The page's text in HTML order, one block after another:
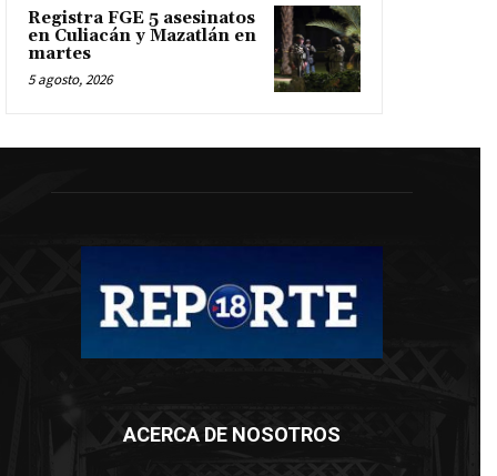
Registra FGE 5 asesinatos
en Culiacán y Mazatlán en
martes
5 agosto, 2026
ACERCA DE NOSOTROS